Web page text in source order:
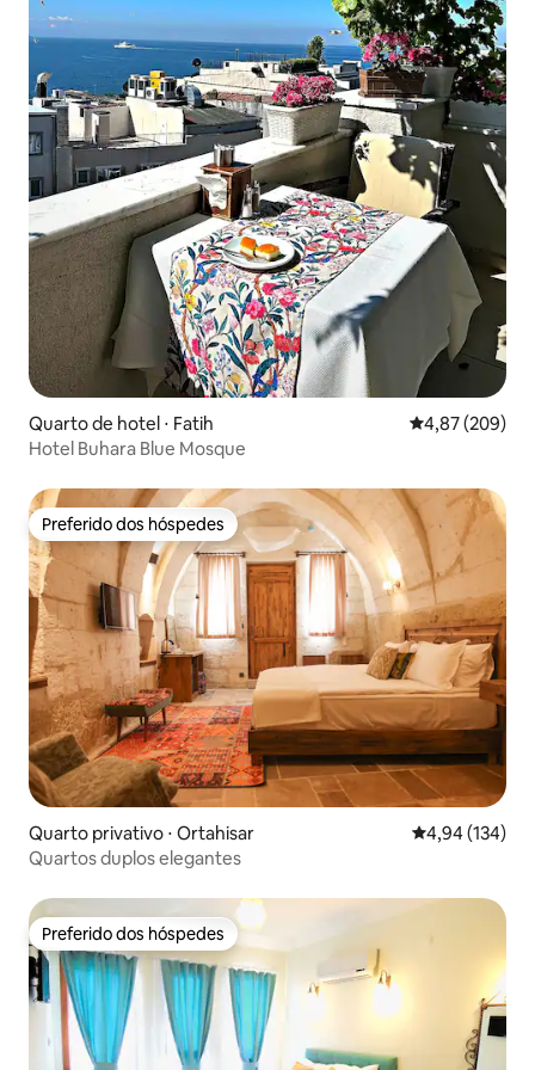
Quarto de hotel ⋅ Fatih 4,87 de uma
4,87 (209)
Hotel Buhara Blue Mosque
Preferido dos hóspedes
Preferido dos hóspedes
Quarto privativo ⋅ Ortahisar 4,94 de uma
4,94 (134)
Quartos duplos elegantes
Preferido dos hóspedes
Preferido dos hóspedes